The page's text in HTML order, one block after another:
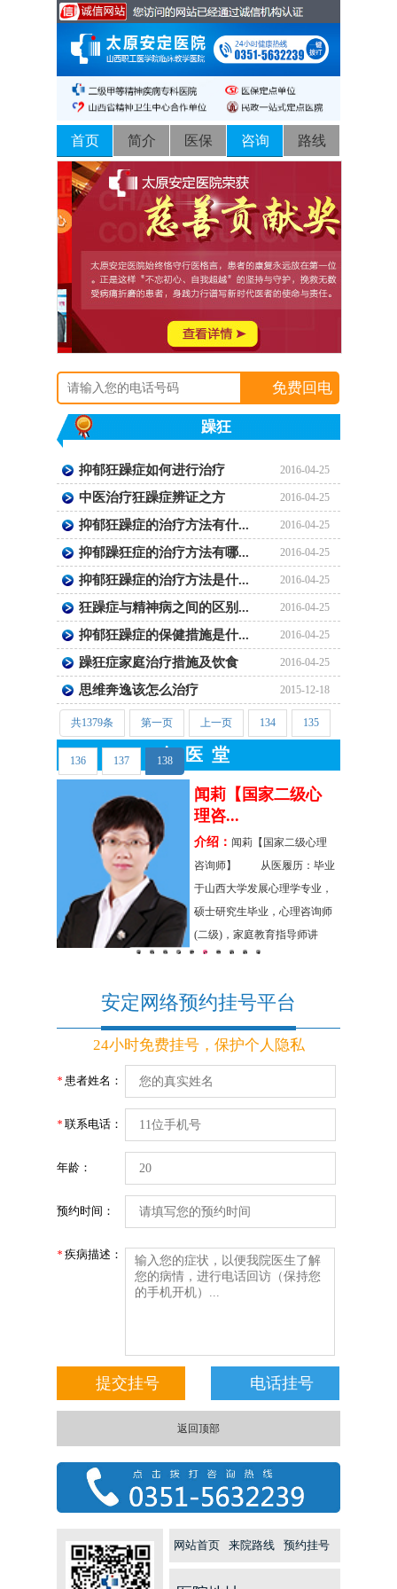
首页 简介 医保 咨询 路线
躁狂
抑郁狂躁症如何进行治疗 2016-04-25
中医治疗狂躁症辨证之方 2016-04-25
抑郁狂躁症的治疗方法有什... 2016-04-25
抑郁躁狂症的治疗方法有哪... 2016-04-25
抑郁狂躁症的治疗方法是什... 2016-04-25
狂躁症与精神病之间的区别... 2016-04-25
抑郁狂躁症的保健措施是什... 2016-04-25
躁狂症家庭治疗措施及饮食 2016-04-25
思维奔逸该怎么治疗 2015-12-18
共1379条 第一页 上一页 134 135
136 137 138
名医堂
1 2 3 4 5 6 7 8 9 10
闻莉【国家二级心
理咨...
介绍： 闻莉【国家二级心理
咨询师】 从医履历：毕业
于山西大学发展心理学专业，
硕士研究生毕业，心理咨询师
(二级)，家庭教育指导师讲
师，中小大学心理辅导教师，
安定网络预约挂号平台
24小时免费挂号，保护个人隐私
* 患者姓名：
* 联系电话：
年龄：
预约时间：
* 疾病描述：
返回顶部
网站首页 来院路线 预约挂号